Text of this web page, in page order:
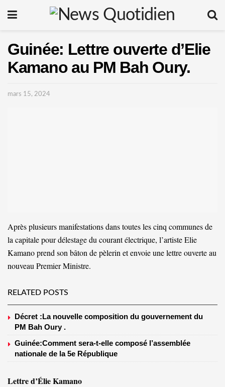
Guinée: Lettre ouverte d’Elie
Kamano au PM Bah Oury.
mars 15, 2024
Après plusieurs manifestations dans toutes les cinq communes de
la capitale pour délestage du courant électrique, l’artiste Elie
Kamano prend son bâton de pèlerin et envoie une lettre ouverte au
nouveau Premier Ministre.
RELATED POSTS
Décret :La nouvelle composition du gouvernement du
PM Bah Oury .
Guinée:Comment sera-t-elle composé l’assemblée
nationale de la 5e République
Lettre d’Élie Kamano